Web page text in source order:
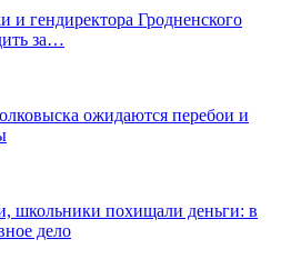
и гендиректора Гродненского
за…
ожидаются перебои и
школьники похищали деньги: в
дело